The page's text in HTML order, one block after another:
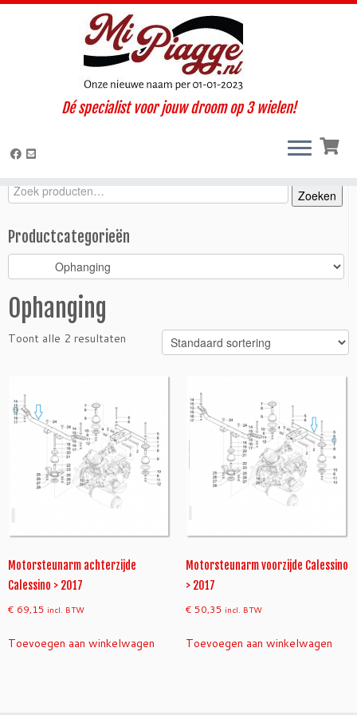
Dé specialist voor jouw droom op 3 wielen!
Onderdelen / accessoires » Ape Calessino » Calessino 200
Zoeken
Zoeken
naar:
Zoeken
Productcategorieën
Ophanging
Toont alle 2 resultaten
Motorsteunarm achterzijde
Calessino > 2017
€ 69,15 incl. BTW
Toevoegen aan winkelwagen
Motorsteunarm voorzijde Calessino
> 2017
€ 50,35 incl. BTW
Toevoegen aan winkelwagen